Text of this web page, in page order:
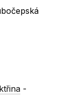
-